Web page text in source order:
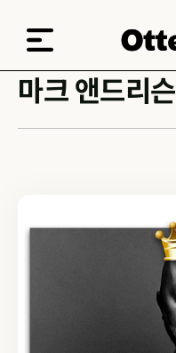
마크 앤드리슨